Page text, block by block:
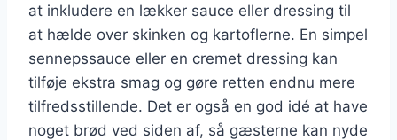
at inkludere en lækker sauce eller dressing til
at hælde over skinken og kartoflerne. En simpel
sennepssauce eller en cremet dressing kan
tilføje ekstra smag og gøre retten endnu mere
tilfredsstillende. Det er også en god idé at have
noget brød ved siden af, så gæsterne kan nyde